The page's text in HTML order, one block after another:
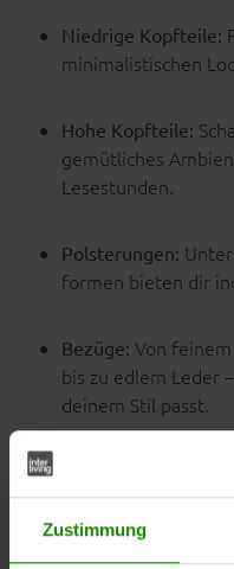
Zustimmung
Niedrige Kopfteile:
minimalistischen
Hohe Kopfteile:
gemütliches
Lesestunden.
Polsterungen:
formen bieten dir
Bezüge: Von
bis zu edlem Leder
deinem Stil passt.
Farb- und Materialvielfalt
Unsere Betten sind in